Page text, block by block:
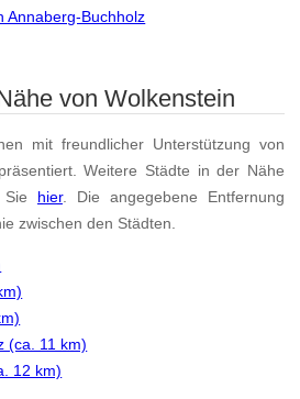
Annaberg-Buchholz
von Wolkenstein
mit freundlicher Unterstützung von
Weitere Städte in der Nähe
Sie hier. Die angegebene Entfernung
zwischen den Städten.
(ca. 11 km)
12 km)